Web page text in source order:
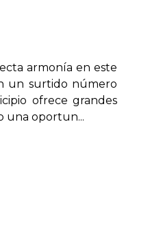
armonía en este
un surtido número
ofrece grandes
una oportun...